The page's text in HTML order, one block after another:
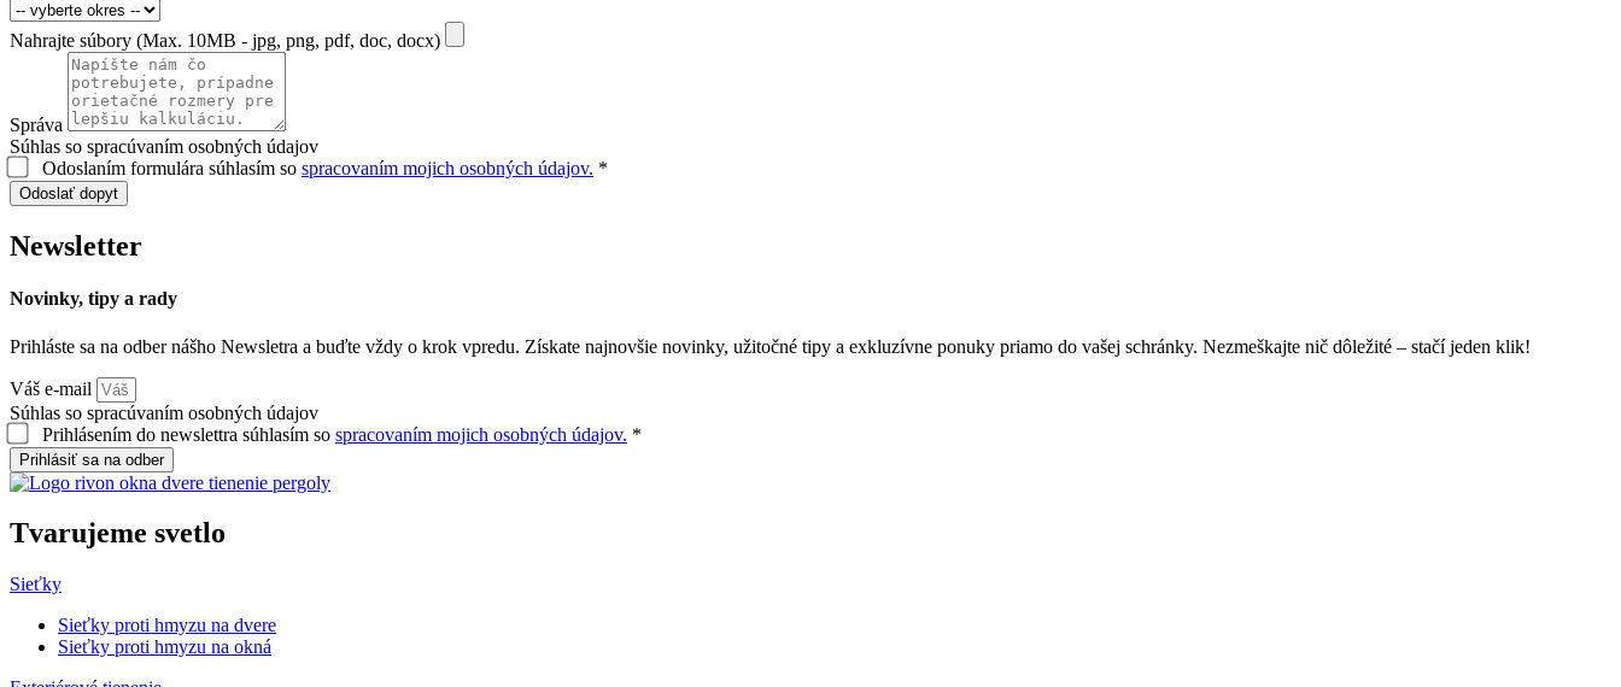
Nahrajte súbory (Max. 10MB - jpg, png, pdf, doc, docx)
Správa
Súhlas so spracúvaním osobných údajov
Odoslaním formulára súhlasím so spracovaním mojich osobných údajov. *
Odoslať dopyt
Newsletter
Novinky, tipy a rady
Prihláste sa na odber nášho Newsletra a buďte vždy o krok vpredu. Získate najnovšie novinky, užitočné tipy a exkluzívne ponuky priamo do vašej schránky. Nezmeškajte nič dôležité – stačí jeden klik!
Váš e-mail
Súhlas so spracúvaním osobných údajov
Prihlásením do newslettra súhlasím so spracovaním mojich osobných údajov. *
Prihlásiť sa na odber
Tvarujeme svetlo
Sieťky
Sieťky proti hmyzu na dvere
Sieťky proti hmyzu na okná